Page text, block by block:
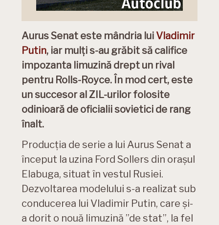
Aurus Senat este mândria lui Vladimir
Putin, iar mulți s-au grăbit să califice
impozanta limuzină drept un rival
pentru Rolls-Royce. În mod cert, este
un succesor al ZIL-urilor folosite
odinioară de oficialii sovietici de rang
înalt.
Producția de serie a lui Aurus Senat a
început la uzina Ford Sollers din orașul
Elabuga, situat în vestul Rusiei.
Dezvoltarea modelului s-a realizat sub
conducerea lui Vladimir Putin, care și-
a dorit o nouă limuzină ”de stat”, la fel